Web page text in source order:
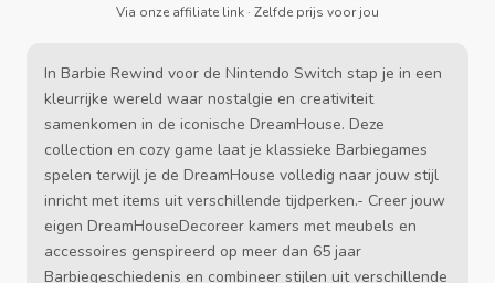
Via onze affiliate link · Zelfde prijs voor jou
In Barbie Rewind voor de Nintendo Switch stap je in een
kleurrijke wereld waar nostalgie en creativiteit
samenkomen in de iconische DreamHouse. Deze
collection en cozy game laat je klassieke Barbiegames
spelen terwijl je de DreamHouse volledig naar jouw stijl
inricht met items uit verschillende tijdperken.- Creer jouw
eigen DreamHouseDecoreer kamers met meubels en
accessoires genspireerd op meer dan 65 jaar
Barbiegeschiedenis en combineer stijlen uit verschillende